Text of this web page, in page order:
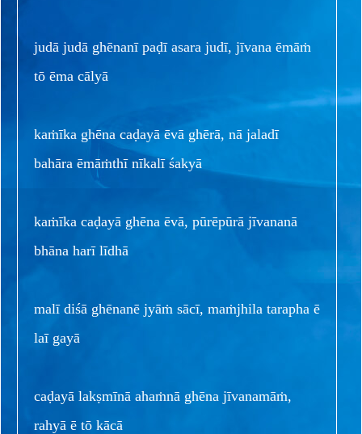
judā judā ghēnanī paḍī asara judī, jīvana ēmāṁ
tō ēma cālyā
kaṁīka ghēna caḍayā ēvā ghērā, nā jaladī
bahāra ēmāṁthī nīkalī śakyā
kaṁīka caḍayā ghēna ēvā, pūrēpūrā jīvananā
bhāna harī līdhā
malī diśā ghēnanē jyāṁ sācī, maṁjhila tarapha ē
laī gayā
caḍayā lakṣmīnā ahaṁnā ghēna jīvanamāṁ,
rahyā ē tō kācā